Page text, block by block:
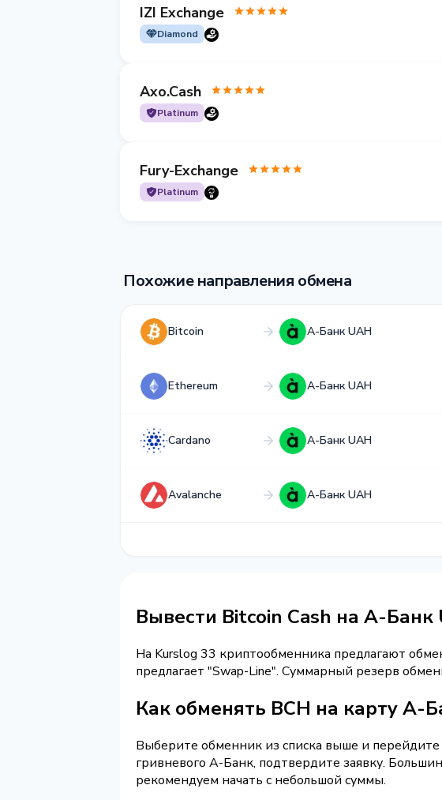
IZI Exchange
Diamond
Axo.Cash
Platinum
Fury-Exchange
Platinum
Похожие направления обмена
Bitcoin А-Банк UAH
Ethereum А-Банк UAH
Cardano А-Банк UAH
Avalanche А-Банк UAH
Вывести Bitcoin Cash на А-Банк
На Kurslog 33 криптообменника предлагают
предлагает "Swap-Line". Суммарный резерв
Как обменять BCH на карту А-
Выберите обменник из списка выше и перейдите
гривневого А-Банк, подтвердите заявку.
рекомендуем начать с небольшой суммы.